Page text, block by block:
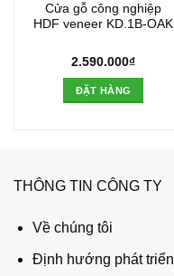
Cửa gỗ công nghiệp
HDF veneer KD.1B-OAK
2.590.000₫
ĐẶT HÀNG
THÔNG TIN CÔNG TY
Về chúng tôi
Định hướng phát triển